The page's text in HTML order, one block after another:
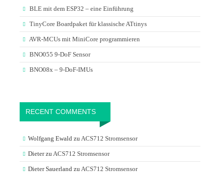
BLE mit dem ESP32 – eine Einführung
TinyCore Boardpaket für klassische ATtinys
AVR-MCUs mit MiniCore programmieren
BNO055 9-DoF Sensor
BNO08x – 9-DoF-IMUs
RECENT COMMENTS
Wolfgang Ewald zu ACS712 Stromsensor
Dieterzu ACS712 Stromsensor
Dieter Sauerland zu ACS712 Stromsensor